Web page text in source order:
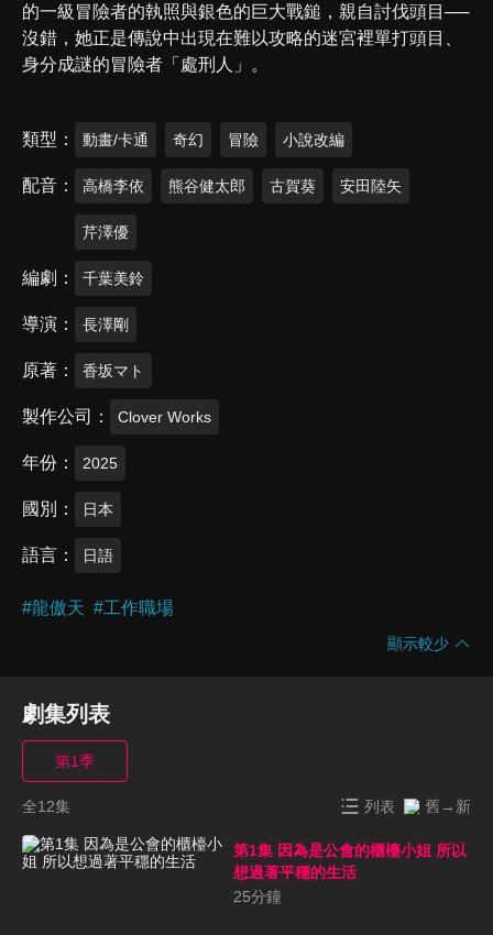
的一級冒險者的執照與銀色的巨大戰鎚，親自討伐頭目──
沒錯，她正是傳說中出現在難以攻略的迷宮裡單打頭目、
身分成謎的冒險者「處刑人」。
類型 動畫/卡通 奇幻 冒險 小說改編
配音 高橋李依 熊谷健太郎 古賀葵 安田陸矢
芹澤優
編劇 千葉美鈴
導演 長澤剛
原著 香坂マト
製作公司 Clover Works
年份 2025
國別 日本
語言 日語
#龍傲天 #工作職場
顯示較少
劇集列表
第1季
全12集 列表 舊→新
第1集 因為是公會的櫃檯小姐 所以
想過著平穩的生活
25分鐘